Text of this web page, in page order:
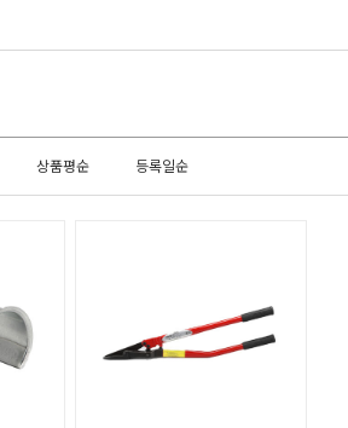
상품평순 등록일순